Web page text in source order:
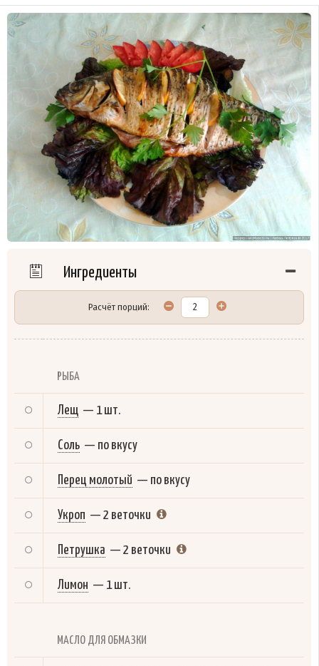
Ингредиенты
Расчёт порций:
РЫБА
Лещ — 1 шт.
Соль — по вкусу
Перец молотый — по вкусу
Укроп — 2 веточки
Петрушка — 2 веточки
Лимон — 1 шт.
МАСЛО ДЛЯ ОБМАЗКИ